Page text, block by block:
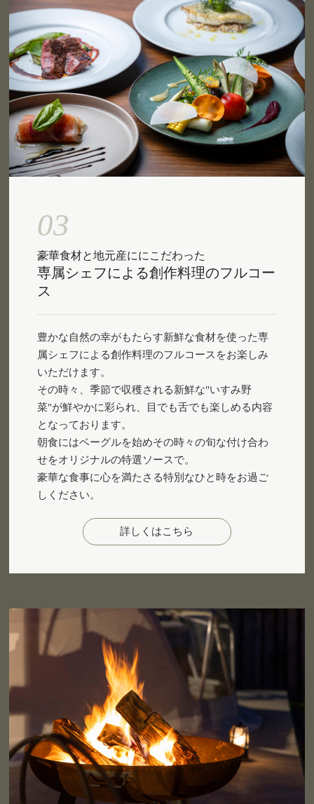
03
豪華食材と地元産ににこだわった
専属シェフによる創作料理のフルコー
ス
豊かな自然の幸がもたらす新鮮な食材を使った専
属シェフによる創作料理のフルコースをお楽しみ
いただけます。
その時々、季節で収穫される新鮮な"いすみ野
菜"が鮮やかに彩られ、目でも舌でも楽しめる内容
となっております。
朝食にはベーグルを始めその時々の旬な付け合わ
せをオリジナルの特選ソースで。
豪華な食事に心を満たさる特別なひと時をお過ご
しください。
詳しくはこちら